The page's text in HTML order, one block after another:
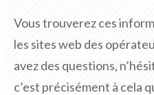
Vous trouverez ces
les sites web des
avez des questions,
c’est précisément à cela